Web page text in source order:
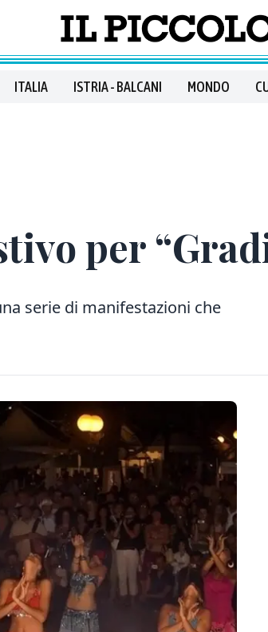
ITALIA ISTRIA - BALCANI MONDO
per
serie di manifestazioni che